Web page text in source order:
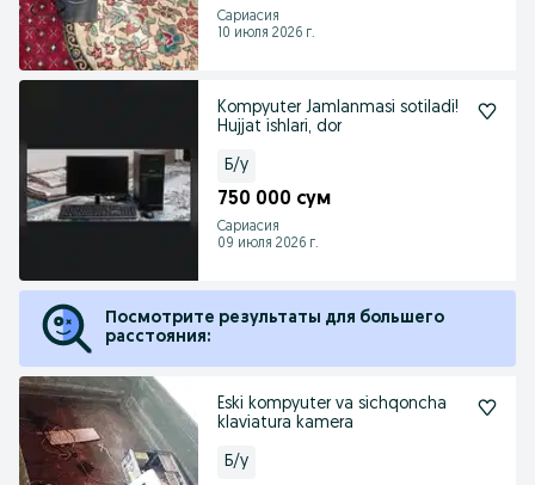
Сариасия
10 июля 2026 г.
Kompyuter Jamlanmasi sotiladi!
Hujjat ishlari, dor
Б/у
750 000 сум
Сариасия
09 июля 2026 г.
Посмотрите результаты для большего
расстояния:
Eski kompyuter va sichqoncha
klaviatura kamera
Б/у